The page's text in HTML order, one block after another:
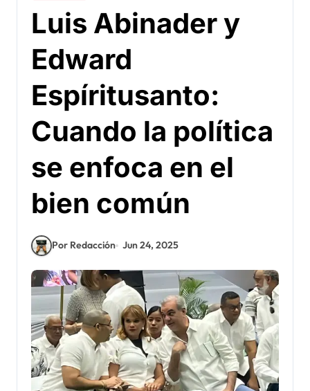
Luis Abinader y
Edward
Espíritusanto:
Cuando la política
se enfoca en el
bien común
Por Redacción Jun 24, 2025